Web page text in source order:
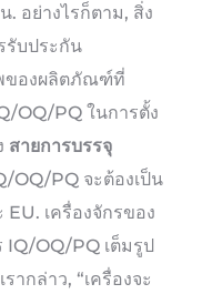
อย่างไรก็ตาม, สิ่ง
รับประกัน
ของผลิตภัณฑ์ที่
OQ/PQ ในการตั้ง
สายการบรรจุ
OQ/PQ จะต้องเป็น
เครื่องจักรของ
IQ/OQ/PQ เต็มรูป
ากล่าว, “เครื่องจะ